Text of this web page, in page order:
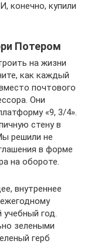
конечно, купили
Потером
на жизни
как каждый
почтового
Они
«9, 3/4».
стену в
решили не
в форме
на обороте.
внутреннее
год.
зелеными
герб